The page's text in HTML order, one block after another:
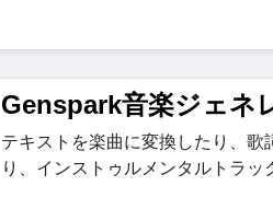
Genspark音楽ジェネ
テキストを楽曲に変換したり、歌
り、インストゥルメンタルトラッ